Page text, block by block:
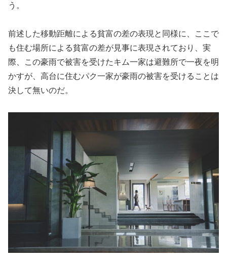
う。
前述した移動距離による貧富の差の表現と同様に、ここで
も住む場所による貧富の差が見事に表現されており、実
際、この豪雨で被害を受けたキム一家は避難所で一夜を明
かすが、高台に住むパク一家が豪雨の被害を受けることは
決して無いのだ。